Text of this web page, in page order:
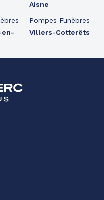
en-
Aisne
Pompes Funèbres
Villers-Cotterêts